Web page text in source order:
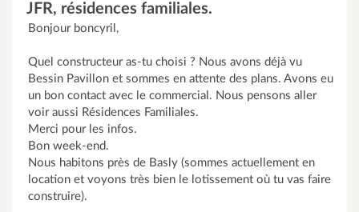
JFR, résidences familiales.
Bonjour boncyril,
Quel constructeur as-tu choisi ? Nous avons déjà vu
Bessin Pavillon et sommes en attente des plans. Avons eu
un bon contact avec le commercial. Nous pensons aller
voir aussi Résidences Familiales.
Merci pour les infos.
Bon week-end.
Nous habitons près de Basly (sommes actuellement en
location et voyons très bien le lotissement où tu vas faire
construire).